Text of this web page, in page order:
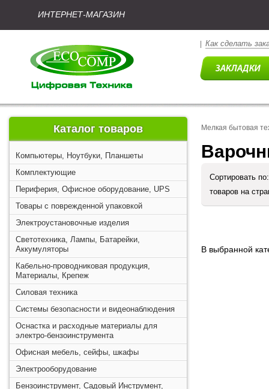
ИНТЕРНЕТ-МАГАЗИН
Как сделать
Каталог товаров
Компьютеры, Ноутбуки, Планшеты
Комплектующие
Периферия, Офисное оборудование, UPS
Товары с поврежденной упаковкой
Электроустановочные изделия
Светотехника, Лампы, Батарейки,
Аккумуляторы
Кабельно-проводниковая продукция,
Материалы, Крепеж
Силовая техника
Системы безопасности и видеонаблюдения
Оснастка и расходные материалы для
электро-бензоинструмента
Офисная мебель, сейфы, шкафы
Электрооборудование
Бензоинструмент, Садовый Инструмент,
Мелкая бытовая
Сортировать
товаров на
В выбранной